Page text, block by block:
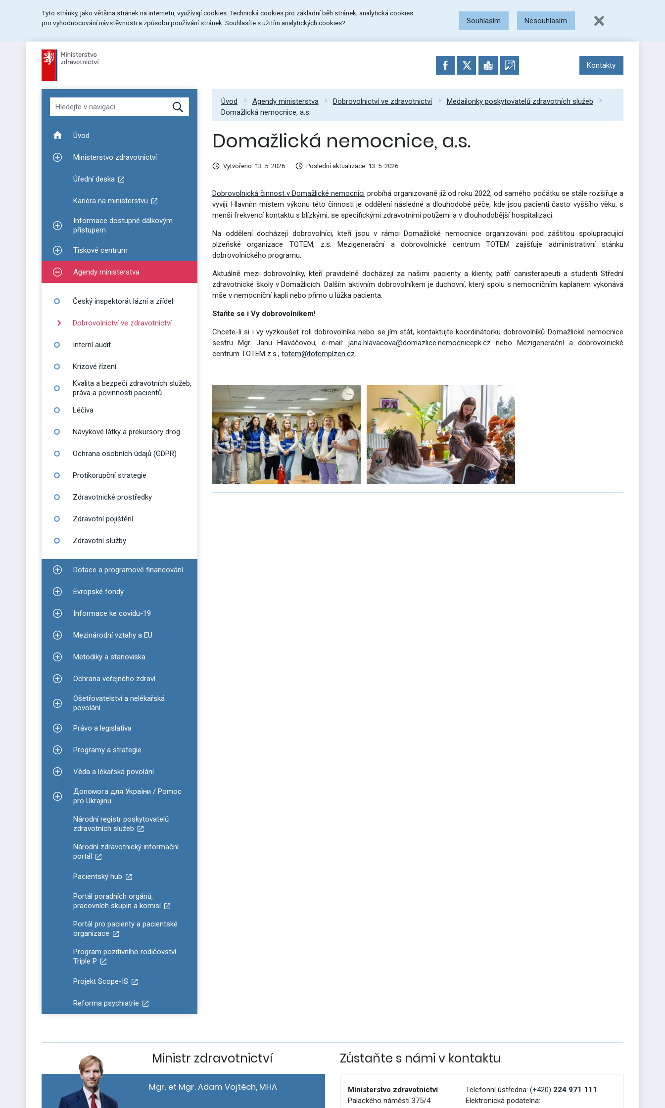
Tyto stránky, jako většina stránek na internetu, využívají cookies: Technická cookies pro základní běh stránek, analytická cookies
pro vyhodnocování návstěvnosti a způsobu používání stránek. Souhlasíte s užitím analytických cookies?
Souhlasím Nesouhlasím
Kontakty
Hledat v navigaci
Úvod
Zobrazit podmenu pro Ministerstvo zdravotnictví
Ministerstvo zdravotnictví
Úřední deska
Kariéra na ministerstvu
Zobrazit podmenu pro Informace dostupné dálkovým přístupem
Informace dostupné dálkovým
přístupem
Zobrazit podmenu pro Tiskové centrum
Tiskové centrum
Zobrazit podmenu pro Agendy ministerstva
Agendy ministerstva
Český inspektorát lázní a zřídel
Dobrovolnictví ve zdravotnictví
Interní audit
Krizové řízení
Kvalita a bezpečí zdravotních služeb,
práva a povinnosti pacientů
Léčiva
Návykové látky a prekursory drog
Ochrana osobních údajů (GDPR)
Protikorupční strategie
Zdravotnické prostředky
Zdravotní pojištění
Zdravotní služby
Zobrazit podmenu pro Dotace a programové financování
Dotace a programové financování
Zobrazit podmenu pro Evropské fondy
Evropské fondy
Zobrazit podmenu pro Informace ke covidu-19
Informace ke covidu-19
Zobrazit podmenu pro Mezinárodní vztahy a EU
Mezinárodní vztahy a EU
Zobrazit podmenu pro Metodiky a stanoviska
Metodiky a stanoviska
Zobrazit podmenu pro Ochrana veřejného zdraví
Ochrana veřejného zdraví
Zobrazit podmenu pro Ošetřovatelství a nelékařská povolání
Ošetřovatelství a nelékařská
povolání
Zobrazit podmenu pro Právo a legislativa
Právo a legislativa
Zobrazit podmenu pro Programy a strategie
Programy a strategie
Zobrazit podmenu pro Věda a lékařská povolání
Věda a lékařská povolání
Zobrazit podmenu pro Допомога для України / Pomoc pro Ukrajinu
Допомога для України / Pomoc
pro Ukrajinu
Národní registr poskytovatelů
zdravotních služeb
Národní zdravotnický informační
portál
Pacientský hub
Portál poradních orgánů,
pracovních skupin a komisí
Portál pro pacienty a pacientské
organizace
Program pozitivního rodičovství
Triple P
Projekt Scope-IS
Reforma psychiatrie
Úvod Agendy ministerstva Dobrovolnictví ve zdravotnictví
Medailonky poskytovatelů zdravotních služeb
Domažlická nemocnice, a.s.
Domažlická nemocnice, a.s.
Vytvořeno: 13. 5. 2026 Poslední aktualizace: 13. 5. 2026
Dobrovolnická činnost v Domažlické nemocnici probíhá organizovaně již od roku 2022, od samého počátku se stále rozšiřuje a
vyvíjí. Hlavním místem výkonu této činnosti je oddělení následné a dlouhodobé péče, kde jsou pacienti často vyššího věku, s
menší frekvencí kontaktu s blízkými, se specifickými zdravotními potížemi a v dlouhodobější hospitalizaci.
Na oddělení docházejí dobrovolníci, kteří jsou v rámci Domažlické nemocnice organizováni pod záštitou spolupracující
plzeňské organizace TOTEM, z.s. Mezigenerační a dobrovolnické centrum TOTEM zajišťuje administrativní stánku
dobrovolnického programu.
Aktuálně mezi dobrovolníky, kteří pravidelně docházejí za našimi pacienty a klienty, patří canisterapeuti a studenti Střední
zdravotnické školy v Domažlicích. Dalším aktivním dobrovolníkem je duchovní, který spolu s nemocničním kaplanem vykonává
mše v nemocniční kapli nebo přímo u lůžka pacienta.
Staňte se i Vy dobrovolníkem!
Chcete-li si i vy vyzkoušet roli dobrovolníka nebo se jím stát, kontaktujte koordinátorku dobrovolníků Domažlické nemocnice
sestru Mgr. Janu Hlaváčovou, e-mail: jana.hlavacova@domazlice.nemocnicepk.cz nebo Mezigenerační a dobrovolnické
centrum TOTEM z.s., totem@totemplzen.cz.
Ministr zdravotnictví
Mgr. et Mgr. Adam Vojtěch, MHA
Zůstaňte s námi v kontaktu
Ministerstvo zdravotnictví
Palackého náměstí 375/4
Telefonní ústředna: (+420) 224 971 111
Elektronická podatelna: